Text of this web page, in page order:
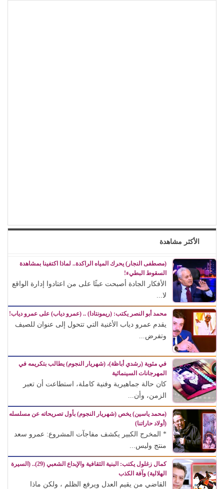
الأكثر مشاهدة
(مصطفى النجار) يحرك المياه الراكدة.. لماذا اكتفينا بمشاهدة
السقوط البطيء!
الأفكار الجادة أصبحت عبئًا على من اعتادوا إدارة الواقع
لا...
محمد أبو النصر يكتب: (ريمونتادا) .. (عمرو دياب) على عمرو دياب!
يقدم عمرو دياب الأغنية التي تتحول إلى عنوان للصيف
وتفرض...
في مئوية (رشدي أباظة)، (شهريار النجوم) يطالب بتكريمه في
المهرجانات السينمائية
كان حالة جماهيرية وفنية كاملة، استطاعت أن تعبر
الزمن، وأن...
(محمد ياسين) يخص (شهريار النجوم) بأول تصريحاته عن مسلسله
(أولاد حاراتنا)
* المخرج الكبير يكشف مفاجآت المشروع: عمرو سعد
منتج وليس...
كمال زغلول يكتب: البنية الثقافية والإبداع الشعبي (29).. (السيرة
الهلالية) وآفة الكذب
القاضي من يقيم العدل ويرفع الظلم ، ولكن ماذا